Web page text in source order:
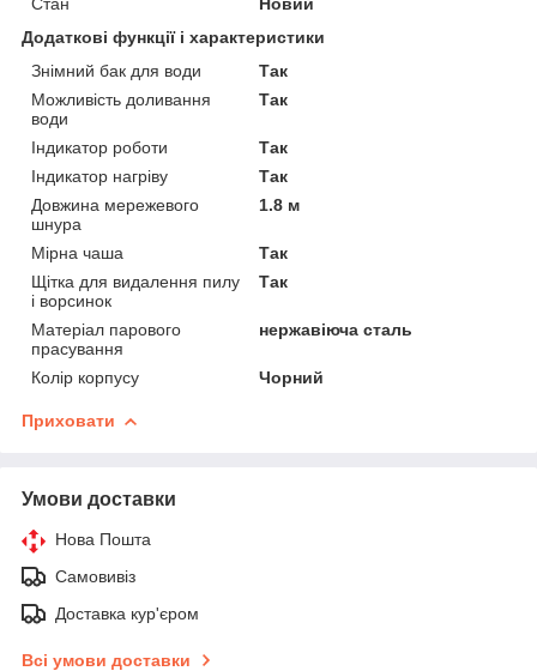
Додаткові функції і характеристики
Знімний бак для води
Так
Можливість доливання
води
Так
Індикатор роботи
Так
Індикатор нагріву
Так
Довжина мережевого
шнура
1.8 м
Мірна чаша
Так
Щітка для видалення пилу
і ворсинок
Так
Матеріал парового
прасування
нержавіюча сталь
Колір корпусу Чорний
Приховати
Умови доставки
Нова Пошта
Самовивіз
Доставка кур'єром
Всі умови доставки